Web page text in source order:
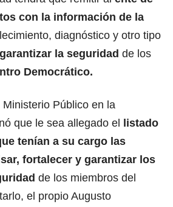
con la información de la
diagnóstico y otro tipo
garantizar la seguridad de los
Democrático.
Público en la
que le sea allegado el listado
tenían a su cargo las
fortalecer y garantizar los
de los miembros del
el propio Augusto